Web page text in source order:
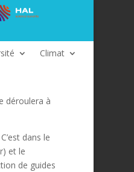
Climat
déroulera à
dans le
et le
de guides